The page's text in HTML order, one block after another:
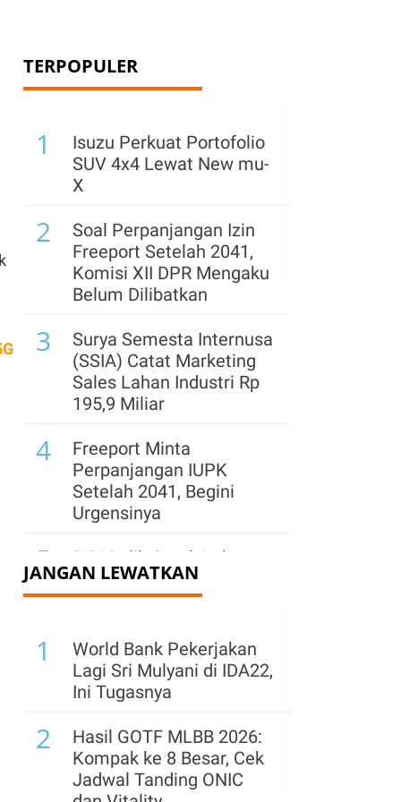
TERPOPULER
1
Isuzu Perkuat Portofolio
SUV 4x4 Lewat New mu-
X
2
Soal Perpanjangan Izin
Freeport Setelah 2041,
Komisi XII DPR Mengaku
Belum Dilibatkan
3
Surya Semesta Internusa
(SSIA) Catat Marketing
Sales Lahan Industri Rp
195,9 Miliar
4
Freeport Minta
Perpanjangan IUPK
Setelah 2041, Begini
Urgensinya
5
BIPI Balik Cetak Laba
US$ 4,44 Juta Saat
Pendapatan Susut
2026
Prospek Cerah Industri
Bangunan Dorong
Ekspansi Industri
Keramik
Produksi Pertambangan
JANGAN LEWATKAN
1
World Bank Pekerjakan
Lagi Sri Mulyani di IDA22,
Ini Tugasnya
2
Hasil GOTF MLBB 2026:
Kompak ke 8 Besar, Cek
Jadwal Tanding ONIC